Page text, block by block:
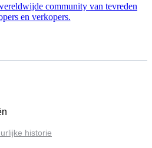
community van tevreden
en verkopers.
historie